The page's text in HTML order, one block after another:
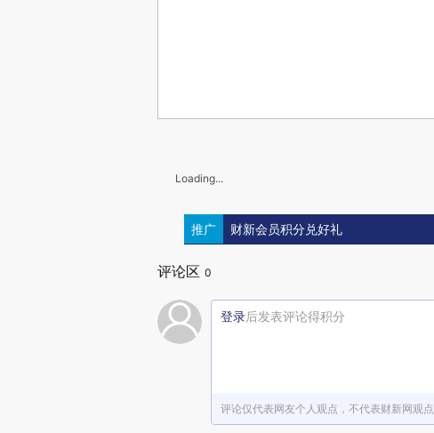
Loading...
推广 财新会员积分兑好礼
评论区 0
登录后发表评论得积分
评论仅代表网友个人观点，不代表财新网观点